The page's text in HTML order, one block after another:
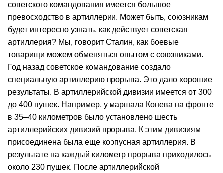
советского командования имеется большое
превосходство в артиллерии. Может быть, союзникам
будет интересно узнать, как действует советская
артиллерия? Мы, говорит Сталин, как боевые
товарищи можем обменяться опытом с союзниками.
Год назад советское командование создало
специальную артиллерию прорыва. Это дало хорошие
результаты. В артиллерийской дивизии имеется от 300
до 400 пушек. Например, у маршала Конева на фронте
в 35–40 километров было установлено шесть
артиллерийских дивизий прорыва. К этим дивизиям
присоединена была еще корпусная артиллерия. В
результате на каждый километр прорыва приходилось
около 230 пушек. После артиллерийской